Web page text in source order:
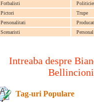
Fotbalisti
Pictori
Trupe
Personalitati
Scenaristi
Intreaba despre
Bellincioni
Tag-uri Populare